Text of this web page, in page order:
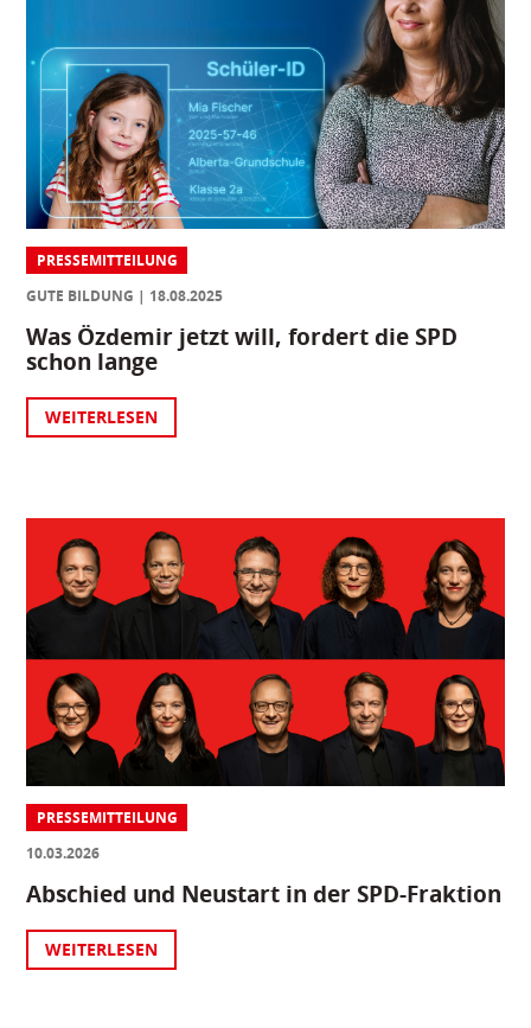
PRESSEMITTEILUNG
GUTE BILDUNG
18.08.2025
Was Özdemir jetzt will, fordert die SPD
schon lange
WEITERLESEN
PRESSEMITTEILUNG
10.03.2026
Abschied und Neustart in der SPD-Fraktion
WEITERLESEN